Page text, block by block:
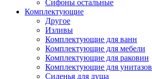
Сифоны остальные
Комплектующие
Другое
Изливы
Комплектующие для ванн
Комплектующие для мебели
Комплектующие для раковин
Комплектующие для унитазов
Сиденья для душа